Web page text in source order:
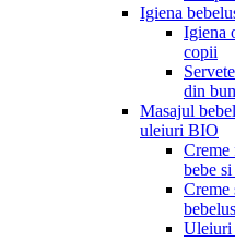
Igiena
Igiena
copii
din
Masajul
uleiuri BIO
Creme
bebe
Creme
Uleiuri